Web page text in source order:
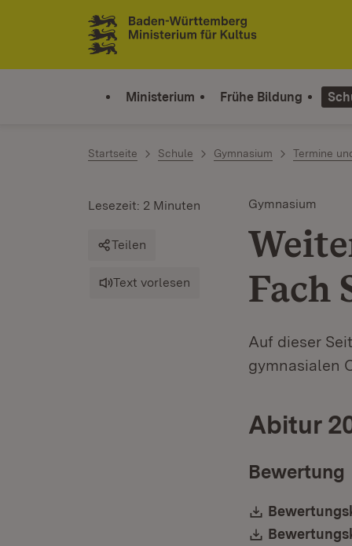
Zum Inhalt springen
Link zur Startseite
Ministerium Frühe Bildung
Startseite Schule Gymnasium Termine
Gymnasium
Fach
Auf dieser
gymnasialen
Lesezeit: 2 Minuten
Teilen
Text vorlesen
Abitur
Bewertung
Download:
Download: